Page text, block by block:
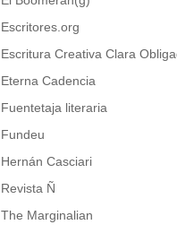
Escritores.org
Escritura Creativa Clara
Eterna Cadencia
Fuentetaja literaria
Fundeu
Hernán Casciari
Revista Ñ
The Marginalian